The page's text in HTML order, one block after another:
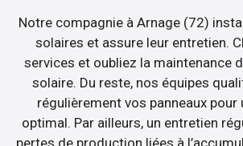
Notre compagnie à Arnage (72)
solaires et assure leur entretien.
services et oubliez la maintenance
solaire. Du reste, nos équipes
régulièrement vos panneaux pour
optimal. Par ailleurs, un entretien
pertes de production liées à